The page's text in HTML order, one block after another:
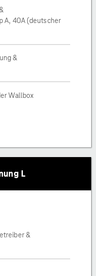
A, 40A (deutscher
&
Wallbox
L
&